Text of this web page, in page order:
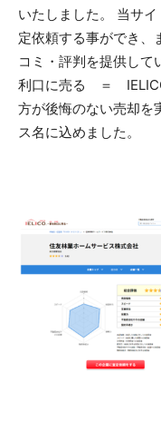
いたしました。 当サ
定依頼する事ができ、
コミ・評判を提供して
利口に売る ＝
方が後悔のない売却を
ス名に込めました。